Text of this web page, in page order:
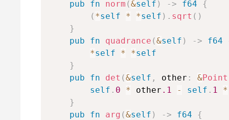
pub
fn norm (&self ) -> f64
{
( *self * *self ) . sqrt ( )
}
pub
fn quadrance (&self ) -> f64
*self * *self
}
pub
fn det (&self , other : &Point
self . 0 * other .1 - self . 1 *
}
pub
fn arg (&self ) -> f64
{